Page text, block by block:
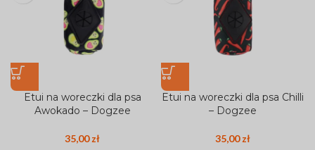
Etui na woreczki dla psa
Awokado – Dogzee
35,00zł
Etui na woreczki dla psa Chilli
– Dogzee
35,00zł